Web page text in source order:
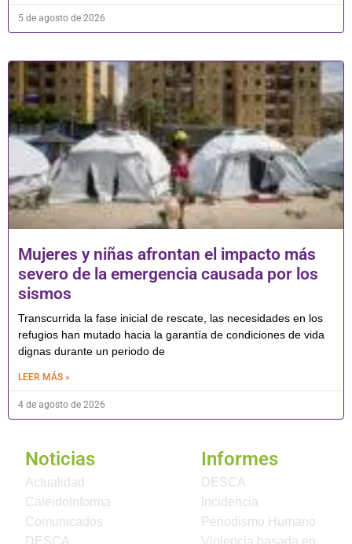
5 de agosto de 2026
Mujeres y niñas afrontan el impacto más
severo de la emergencia causada por los
sismos
Transcurrida la fase inicial de rescate, las necesidades en los
refugios han mutado hacia la garantía de condiciones de vida
dignas durante un periodo de
LEER MÁS »
4 de agosto de 2026
Noticias
Actualidad
CaleidoInforma
Comunicados
Informes
DESCA
Incidencia
Periodismo Humano